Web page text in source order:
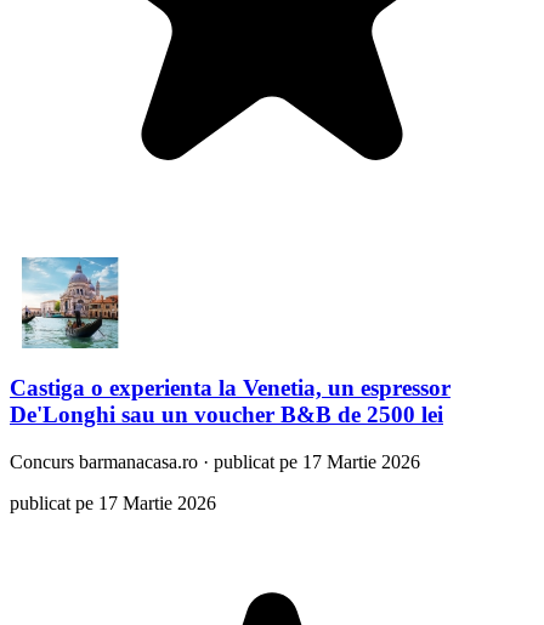
Castiga o experienta la Venetia, un espressor
De'Longhi sau un voucher B&B de 2500 lei
Concurs barmanacasa.ro · publicat pe 17 Martie 2026
publicat pe 17 Martie 2026